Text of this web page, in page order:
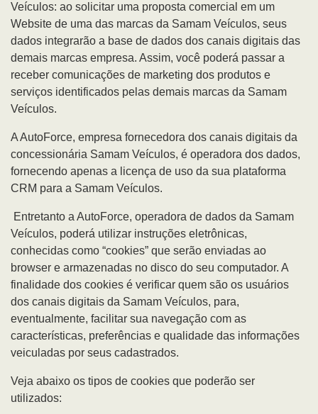
Veículos: ao solicitar uma proposta comercial em um
Website de uma das marcas da Samam Veículos, seus
dados integrarão a base de dados dos canais digitais das
demais marcas empresa. Assim, você poderá passar a
receber comunicações de marketing dos produtos e
serviços identificados pelas demais marcas da Samam
Veículos.
A AutoForce, empresa fornecedora dos canais digitais da
concessionária Samam Veículos, é operadora dos dados,
fornecendo apenas a licença de uso da sua plataforma
CRM para a Samam Veículos.
Entretanto a AutoForce, operadora de dados da Samam
Veículos, poderá utilizar instruções eletrônicas,
conhecidas como “cookies” que serão enviadas ao
browser e armazenadas no disco do seu computador. A
finalidade dos cookies é verificar quem são os usuários
dos canais digitais da Samam Veículos, para,
eventualmente, facilitar sua navegação com as
características, preferências e qualidade das informações
veiculadas por seus cadastrados.
Veja abaixo os tipos de cookies que poderão ser
utilizados: